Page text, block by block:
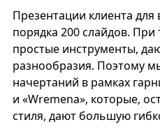
Презентации клиента
порядка 200 слайдов.
простые инструменты,
разнообразия. Поэтому
начертаний в рамках
и «Wremena», которые,
стиля, дают большую